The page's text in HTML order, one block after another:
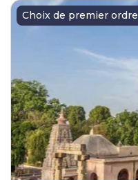
Choix de premier ordre